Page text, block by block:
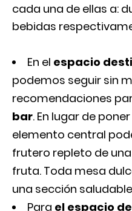
cada una de ellas a:
bebidas
En el espacio
podemos seguir sin
recomendaciones
bar. En lugar de
elemento central
frutero repleto de
fruta. Toda mesa
una sección
Para el espacio